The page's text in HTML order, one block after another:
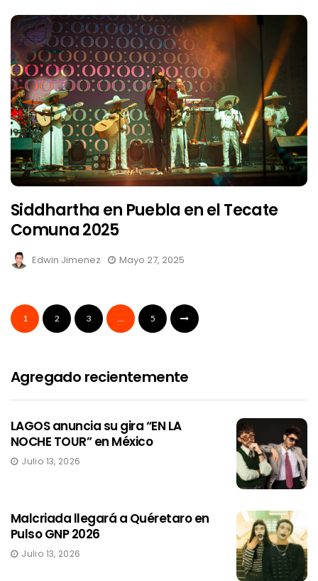
Siddhartha en Puebla en el Tecate
Comuna 2025
Edwin Jimenez Mayo 27, 2025
1 2 3 … 5
Agregado recientemente
LAGOS anuncia su gira “EN LA
NOCHE TOUR” en México
Julio 13, 2026
Malcriada llegará a Quéretaro en
Pulso GNP 2026
Julio 13, 2026